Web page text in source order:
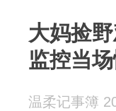
大妈捡
监控当
温柔记事簿